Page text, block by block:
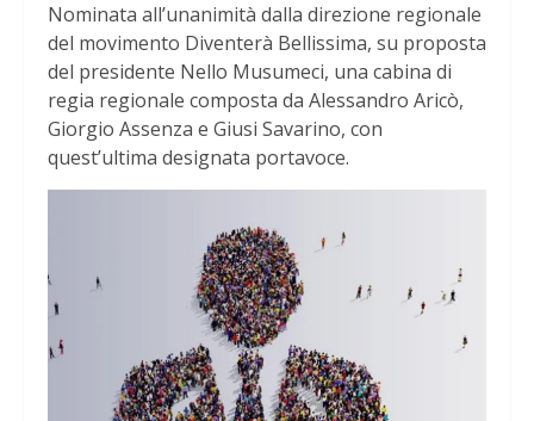
Nominata all’unanimità dalla direzione regionale
del movimento Diventerà Bellissima, su proposta
del presidente Nello Musumeci, una cabina di
regia regionale composta da Alessandro Aricò,
Giorgio Assenza e Giusi Savarino, con
quest’ultima designata portavoce.